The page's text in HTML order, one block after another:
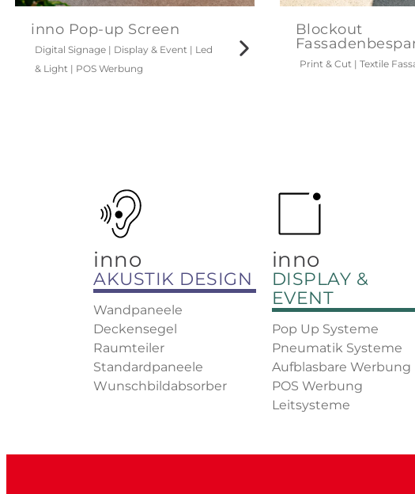
inno Pop-up Screen
Digital Signage | Display & Event | Led
& Light | POS Werbung
Blockout
Print & Cut| Textile
inno
AKUSTIK DESIGN
Wandpaneele
Deckensegel
Raumteiler
Standardpaneele
Wunschbildabsorber
inno
DISPLAY &
EVENT
Pop Up Systeme
Pneumatik Systeme
Aufblasbare Werbung
POS Werbung
Leitsysteme